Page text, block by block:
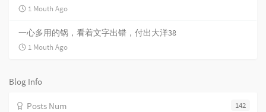
1 Mouth Ago
一心多用的锅，看着文字出错，付出大洋38
1 Mouth Ago
Blog Info
142
Posts Num